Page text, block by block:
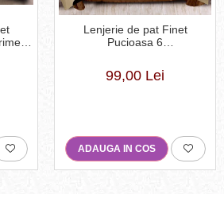
Lenjerie de pat Finet
Pucioasa 6
si buline-R369
99,00 Lei
ADAUGA IN COS